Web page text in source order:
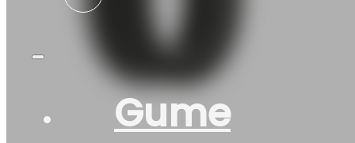
Gume